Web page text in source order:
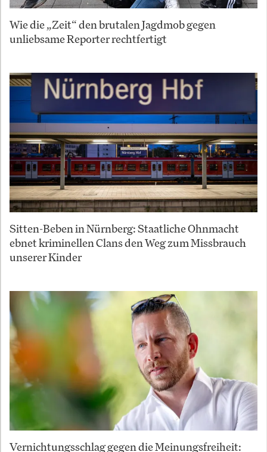
Wie die „Zeit“ den brutalen Jagdmob gegen
unliebsame Reporter rechtfertigt
Sitten-Beben in Nürnberg: Staatliche Ohnmacht
ebnet kriminellen Clans den Weg zum Missbrauch
unserer Kinder
Vernichtungsschlag gegen die Meinungsfreiheit: